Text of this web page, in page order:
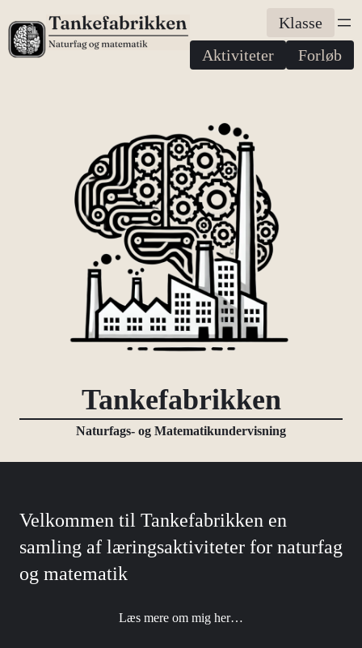
til
indhold
Klasse
Aktiviteter
Forløb
Tankefabrikken
Naturfags- og Matematikundervisning
Velkommen til Tankefabrikken en
samling af læringsaktiviteter for naturfag
og matematik
Læs mere om mig her…